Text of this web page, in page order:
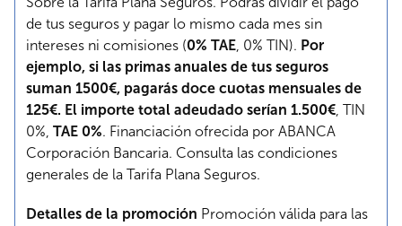
de tus seguros y pagar lo mismo cada mes sin
intereses ni comisiones (0% TAE, 0% TIN). Por
ejemplo, si las primas anuales de tus seguros
suman 1500€, pagarás doce cuotas mensuales de
125€. El importe total adeudado serían 1.500€, TIN
0%, TAE 0%. Financiación ofrecida por ABANCA
Corporación Bancaria. Consulta las condiciones
generales de la Tarifa Plana Seguros.
Detalles de la promoción Promoción válida para las